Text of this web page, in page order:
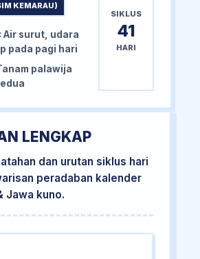
KEMARAU)
Air surut, udara
pada pagi hari
palawija
SIKLUS
41
HARI
LENGKAP
dan urutan siklus hari
peradaban kalender
Jawa kuno.